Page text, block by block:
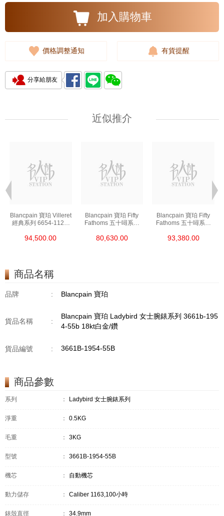
加入購物車
價格調整通知 有貨提醒
分享給朋友
近似推介
Blancpain 寶珀 Villeret
經典系列 6654-1127-
94,500.00
Blancpain 寶珀 Fifty
Fathoms 五十噚系列
80,630.00
Blancpain 寶珀 Fifty
Fathoms 五十噚系列
93,380.00
商品名稱
品牌 : Blancpain 寶珀
貨品名稱 :
Blancpain 寶珀 Ladybird 女士腕錶系列 3661b-195
4-55b 18kt白金/鑽
貨品編號 : 3661B-1954-55B
商品參數
系列 ： Ladybird 女士腕錶系列
淨重 ： 0.5KG
毛重 ： 3KG
型號 ： 3661B-1954-55B
機芯 ： 自動機芯
動力儲存 ： Caliber 1163,100小時
錶殼直徑 ： 34.9mm